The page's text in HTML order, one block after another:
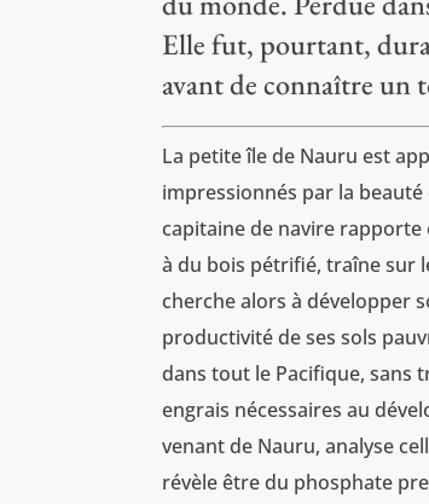
Elle fut, pourtant,
avant de connaître un
La petite île de Nauru est
impressionnés par la
capitaine de navire
à du bois pétrifié, traîne sur
cherche alors à développer
productivité de ses sols
dans tout le Pacifique, sans
engrais nécessaires au
venant de Nauru, analyse
révèle être du phosphate